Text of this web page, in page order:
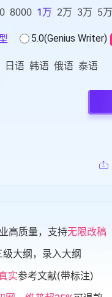
8000 1万 2万 3万 5万
5.0(Genius Writer)
日语 韩语 俄语 泰语
高质量，支持无限改稿
大纲，录入大纲
实参考文献(带标注)